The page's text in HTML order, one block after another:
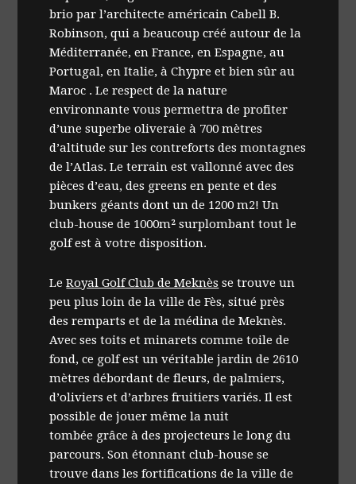
brio par l’architecte américain Cabell B.
Robinson, qui a beaucoup créé autour de la
Méditerranée, en France, en Espagne, au
Portugal, en Italie, à Chypre et bien sûr au
Maroc . Le respect de la nature
environnante vous permettra de profiter
d’une superbe oliveraie à 700 mètres
d’altitude sur les contreforts des montagnes
de l’Atlas. Le terrain est vallonné avec des
pièces d’eau, des greens en pente et des
bunkers géants dont un de 1200 m2! Un
club-house de 1000m² surplombant tout le
golf est à votre disposition.
LeRoyal Golf Club de Meknès se trouve un
peu plus loin de la ville de Fès, situé près
des remparts et de la médina de Meknès.
Avec ses toits et minarets comme toile de
fond, ce golf est un véritable jardin de 2610
mètres débordant de fleurs, de palmiers,
d’oliviers et d’arbres fruitiers variés. Il est
possible de jouer même la nuit
tombée grâce à des projecteurs le long du
parcours. Son étonnant club-house se
trouve dans les fortifications de la ville de